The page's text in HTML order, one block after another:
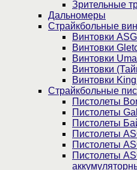
Зрительные
Дальномеры
Страйкбольные
Винтовки
Винтовки
Винтовки
Винтовки
Винтовки
Страйкбольные
Пистолеты
Пистолеты
Пистолеты
Пистолеты
Пистолеты
Пистолеты